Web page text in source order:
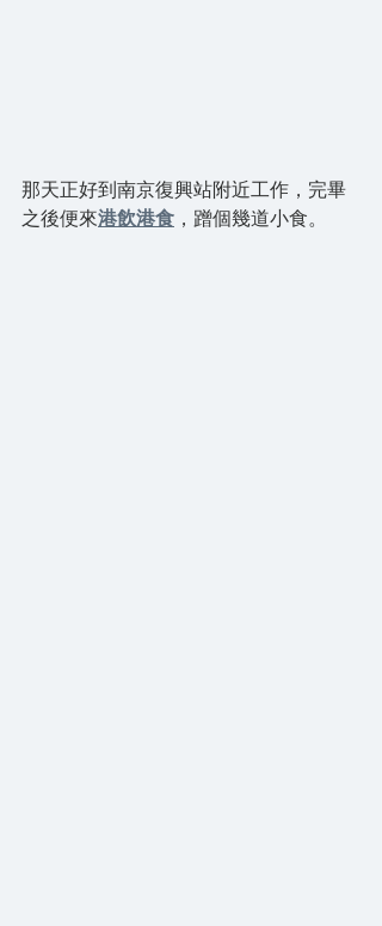
那天正好到南京復興站附近工作，完畢
之後便來港飲港食 ，蹭個幾道小食。